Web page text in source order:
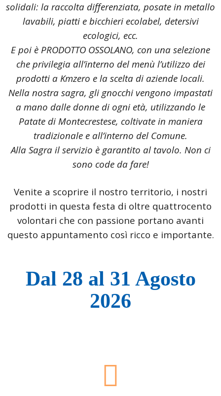
solidali: la raccolta differenziata, posate in metallo
lavabili, piatti e bicchieri ecolabel, detersivi
ecologici, ecc.
E poi è PRODOTTO OSSOLANO, con una selezione
che privilegia all’interno del menù l’utilizzo dei
prodotti a Kmzero e la scelta di aziende locali.
Nella nostra sagra, gli gnocchi vengono impastati
a mano dalle donne di ogni età, utilizzando le
Patate di Montecrestese, coltivate in maniera
tradizionale e all’interno del Comune.
Alla Sagra il servizio è garantito al tavolo. Non ci
sono code da fare!
Venite a scoprire il nostro territorio, i nostri
prodotti in questa festa di oltre quattrocento
volontari che con passione portano avanti
questo appuntamento così ricco e importante.
Dal 28 al 31 Agosto
2026